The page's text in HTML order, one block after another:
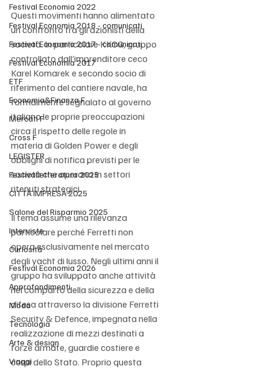
Festival Economia 2022
Festival Economia 2018 - comunicati
Festival Economia 2017 - comunicati
Festival Economia 2017
ETF
Economia&Finanza F
Mercati F
Cross F
LEGISTER
Festivalletteratura 2025
CITTÀ IMPRESA 2025
Salone del Risparmio 2025
Interviste
Curiosità
Festival Economia 2026
Approfondimenti
Moda
Tecnologia
Arte & design
Viaggi
Questi movimenti hanno alimentato
un confronto tra gli azionisti della
società. In particolare KKCG, gruppo
controllato dall’imprenditore ceco
Karel Komarek e secondo socio di
riferimento del cantiere navale, ha
formalmente segnalato al governo
italiano le proprie preoccupazioni
circa il rispetto delle regole in
materia di Golden Power e degli
obblighi di notifica previsti per le
società che operano in settori
ritenuti strategici.
Il tema assume una rilevanza
particolare perché Ferretti non
opera esclusivamente nel mercato
degli yacht di lusso. Negli ultimi anni il
gruppo ha sviluppato anche attività
nel comparto della sicurezza e della
difesa attraverso la divisione Ferretti
Security & Defence, impegnata nella
realizzazione di mezzi destinati a
forze armate, guardie costiere e
corpi dello Stato. Proprio questa